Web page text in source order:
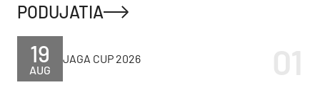
PODUJATIA
AUG
19 JAGA CUP 2026